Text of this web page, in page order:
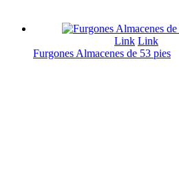
Link Link
Furgones Almacenes de 53 pies